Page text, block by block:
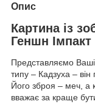
Опис
Картина із
Геншн Імпакт
Представляємо
типу – Кадзуха –
Його зброя – меч, а
вважає за краще